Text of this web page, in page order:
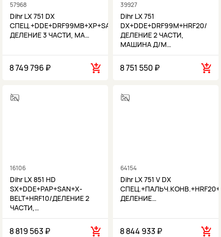
57968
Dihr LX 751 DX
СПЕЦ.+DDE+DRF99MB+XP+SAN/
ДЕЛЕНИЕ 3 ЧАСТИ, МА…
8 749 796 ₽
39927
Dihr LX 751
DX+DDE+DRF99M+HRF20/
ДЕЛЕНИЕ 2 ЧАСТИ,
МАШИНА Д/М…
8 751 550 ₽
16106
Dihr LX 851 HD
SX+DDE+PAP+SAN+X-
BELT+HRF10/ДЕЛЕНИЕ 2
ЧАСТИ,…
8 819 563 ₽
64154
Dihr LX 751 V DX
ДЕЛЕНИЕ…
8 844 933 ₽